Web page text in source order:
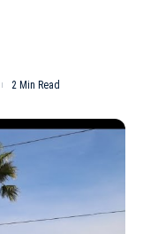
2 Min Read